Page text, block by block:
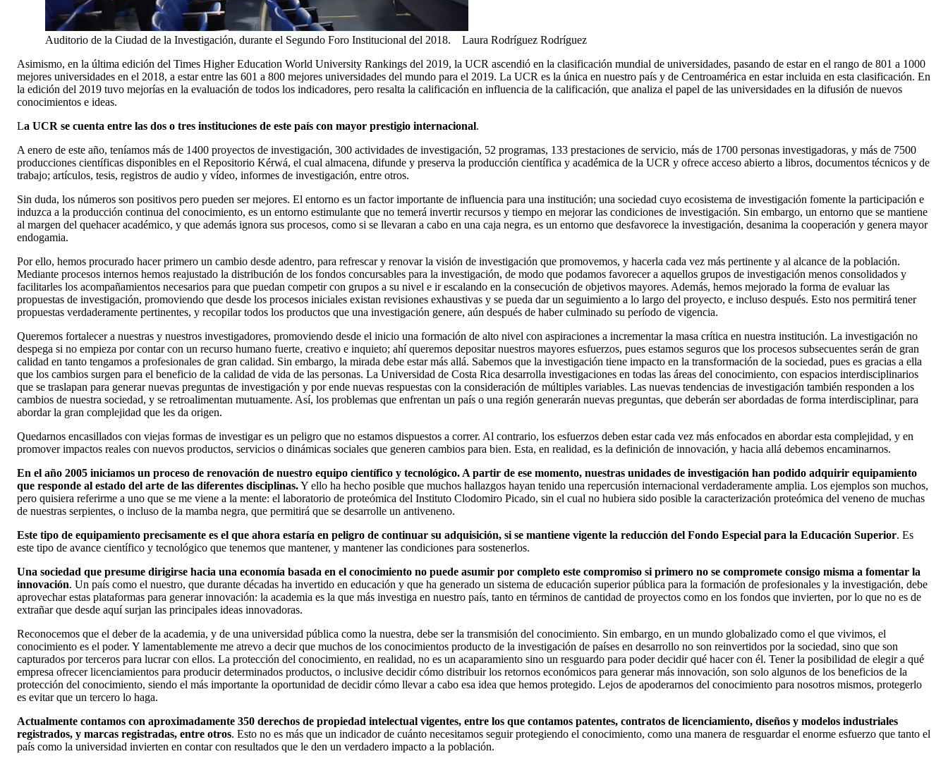
Auditorio de la Ciudad de la Investigación, durante el Segundo Foro Institucional del 2018. Laura Rodríguez Rodríguez
Asimismo, en la última edición del Times Higher Education World University Rankings del 2019, la UCR ascendió en la clasificación mundial de universidades, pasando de estar en el rango de 801 a 1000
mejores universidades en el 2018, a estar entre las 601 a 800 mejores universidades del mundo para el 2019. La UCR es la única en nuestro país y de Centroamérica en estar incluida en esta clasificación. En
la edición del 2019 tuvo mejorías en la evaluación de todos los indicadores, pero resalta la calificación en influencia de la calificación, que analiza el papel de las universidades en la difusión de nuevos
conocimientos e ideas.
La UCR se cuenta entre las dos o tres instituciones de este país con mayor prestigio internacional.
A enero de este año, teníamos más de 1400 proyectos de investigación, 300 actividades de investigación, 52 programas, 133 prestaciones de servicio, más de 1700 personas investigadoras, y más de 7500
producciones científicas disponibles en el Repositorio Kérwá, el cual almacena, difunde y preserva la producción científica y académica de la UCR y ofrece acceso abierto a libros, documentos técnicos y de
trabajo; artículos, tesis, registros de audio y vídeo, informes de investigación, entre otros.
Sin duda, los números son positivos pero pueden ser mejores. El entorno es un factor importante de influencia para una institución; una sociedad cuyo ecosistema de investigación fomente la participación e
induzca a la producción continua del conocimiento, es un entorno estimulante que no temerá invertir recursos y tiempo en mejorar las condiciones de investigación. Sin embargo, un entorno que se mantiene
al margen del quehacer académico, y que además ignora sus procesos, como si se llevaran a cabo en una caja negra, es un entorno que desfavorece la investigación, desanima la cooperación y genera mayor
endogamia.
Por ello, hemos procurado hacer primero un cambio desde adentro, para refrescar y renovar la visión de investigación que promovemos, y hacerla cada vez más pertinente y al alcance de la población.
Mediante procesos internos hemos reajustado la distribución de los fondos concursables para la investigación, de modo que podamos favorecer a aquellos grupos de investigación menos consolidados y
facilitarles los acompañamientos necesarios para que puedan competir con grupos a su nivel e ir escalando en la consecución de objetivos mayores. Además, hemos mejorado la forma de evaluar las
propuestas de investigación, promoviendo que desde los procesos iniciales existan revisiones exhaustivas y se pueda dar un seguimiento a lo largo del proyecto, e incluso después. Esto nos permitirá tener
propuestas verdaderamente pertinentes, y recopilar todos los productos que una investigación genere, aún después de haber culminado su período de vigencia.
Queremos fortalecer a nuestras y nuestros investigadores, promoviendo desde el inicio una formación de alto nivel con aspiraciones a incrementar la masa crítica en nuestra institución. La investigación no
despega si no empieza por contar con un recurso humano fuerte, creativo e inquieto; ahí queremos depositar nuestros mayores esfuerzos, pues estamos seguros que los procesos subsecuentes serán de gran
calidad en tanto tengamos a profesionales de gran calidad. Sin embargo, la mirada debe estar más allá. Sabemos que la investigación tiene impacto en la transformación de la sociedad, pues es gracias a ella
que los cambios surgen para el beneficio de la calidad de vida de las personas. La Universidad de Costa Rica desarrolla investigaciones en todas las áreas del conocimiento, con espacios interdisciplinarios
que se traslapan para generar nuevas preguntas de investigación y por ende nuevas respuestas con la consideración de múltiples variables. Las nuevas tendencias de investigación también responden a los
cambios de nuestra sociedad, y se retroalimentan mutuamente. Así, los problemas que enfrentan un país o una región generarán nuevas preguntas, que deberán ser abordadas de forma interdisciplinar, para
abordar la gran complejidad que les da origen.
Quedarnos encasillados con viejas formas de investigar es un peligro que no estamos dispuestos a correr. Al contrario, los esfuerzos deben estar cada vez más enfocados en abordar esta complejidad, y en
promover impactos reales con nuevos productos, servicios o dinámicas sociales que generen cambios para bien. Esta, en realidad, es la definición de innovación, y hacia allá debemos encaminarnos.
En el año 2005 iniciamos un proceso de renovación de nuestro equipo científico y tecnológico. A partir de ese momento, nuestras unidades de investigación han podido adquirir equipamiento
que responde al estado del arte de las diferentes disciplinas.Y ello ha hecho posible que muchos hallazgos hayan tenido una repercusión internacional verdaderamente amplia. Los ejemplos son muchos,
pero quisiera referirme a uno que se me viene a la mente: el laboratorio de proteómica del Instituto Clodomiro Picado, sin el cual no hubiera sido posible la caracterización proteómica del veneno de muchas
de nuestras serpientes, o incluso de la mamba negra, que permitirá que se desarrolle un antiveneno.
Este tipo de equipamiento precisamente es el que ahora estaría en peligro de continuar su adquisición, si se mantiene vigente la reducción del Fondo Especial para la Educación Superior. Es
este tipo de avance científico y tecnológico que tenemos que mantener, y mantener las condiciones para sostenerlos.
Una sociedad que presume dirigirse hacia una economía basada en el conocimiento no puede asumir por completo este compromiso si primero no se compromete consigo misma a fomentar la
innovación. Un país como el nuestro, que durante décadas ha invertido en educación y que ha generado un sistema de educación superior pública para la formación de profesionales y la investigación, debe
aprovechar estas plataformas para generar innovación: la academia es la que más investiga en nuestro país, tanto en términos de cantidad de proyectos como en los fondos que invierten, por lo que no es de
extrañar que desde aquí surjan las principales ideas innovadoras.
Reconocemos que el deber de la academia, y de una universidad pública como la nuestra, debe ser la transmisión del conocimiento. Sin embargo, en un mundo globalizado como el que vivimos, el
conocimiento es el poder. Y lamentablemente me atrevo a decir que muchos de los conocimientos producto de la investigación de países en desarrollo no son reinvertidos por la sociedad, sino que son
capturados por terceros para lucrar con ellos. La protección del conocimiento, en realidad, no es un acaparamiento sino un resguardo para poder decidir qué hacer con él. Tener la posibilidad de elegir a qué
empresa ofrecer licenciamientos para producir determinados productos, o inclusive decidir cómo distribuir los retornos económicos para generar más innovación, son solo algunos de los beneficios de la
protección del conocimiento, siendo el más importante la oportunidad de decidir cómo llevar a cabo esa idea que hemos protegido. Lejos de apoderarnos del conocimiento para nosotros mismos, protegerlo
es evitar que un tercero lo haga.
Actualmente contamos con aproximadamente 350 derechos de propiedad intelectual vigentes, entre los que contamos patentes, contratos de licenciamiento, diseños y modelos industriales
registrados, y marcas registradas, entre otros. Esto no es más que un indicador de cuánto necesitamos seguir protegiendo el conocimiento, como una manera de resguardar el enorme esfuerzo que tanto el
país como la universidad invierten en contar con resultados que le den un verdadero impacto a la población.